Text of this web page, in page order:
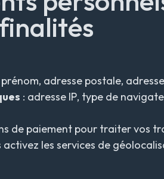
prénom, adresse postale,
: adresse IP, type de
de paiement pour traiter vos
activez les services de